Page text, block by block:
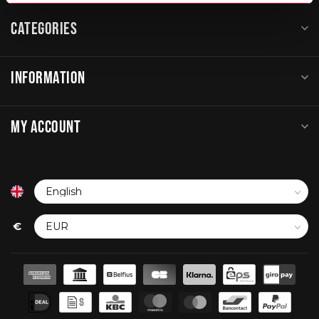
CATEGORIES
INFORMATION
MY ACCOUNT
€